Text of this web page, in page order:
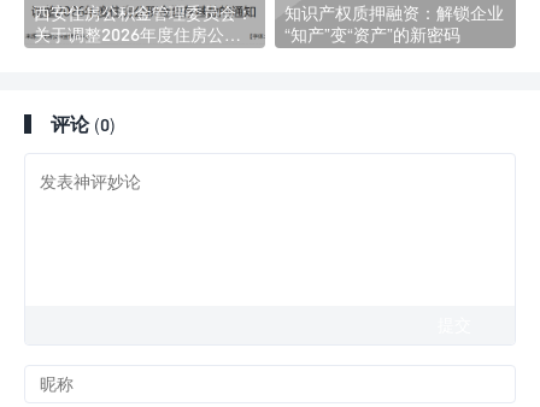
西安住房公积金管理委员会：
关于调整2026年度住房公积
知识产权质押融资：解锁企业
“知产”变“资产”的新密码
评论 (0)